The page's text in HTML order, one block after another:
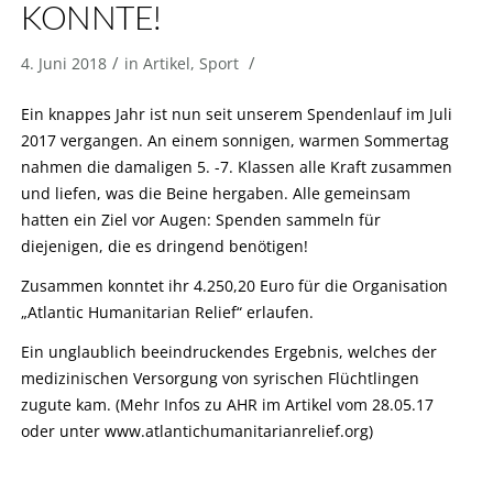
ONNTE!
4. Juni 2018 / in Artikel, Sport /
Ein knappes Jahr ist nun seit unserem Spendenlauf im Juli
2017 vergangen. An einem sonnigen, warmen Sommertag
nahmen die damaligen 5. -7. Klassen alle Kraft zusammen
und liefen, was die Beine hergaben. Alle gemeinsam
hatten ein Ziel vor Augen: Spenden sammeln für
diejenigen, die es dringend benötigen!
Zusammen konntet ihr 4.250,20 Euro für die Organisation
„Atlantic Humanitarian Relief“ erlaufen.
Ein unglaublich beeindruckendes Ergebnis, welches der
medizinischen Versorgung von syrischen Flüchtlingen
zugute kam. (Mehr Infos zu AHR im Artikel vom 28.05.17
oder unter www.atlantichumanitarianrelief.org)